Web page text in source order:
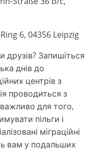
6, 04356 Leipzig
друзів? Запишіться
днів до
центрів з
проводиться з
для того,
пільги і
міграційні
вам у подальших